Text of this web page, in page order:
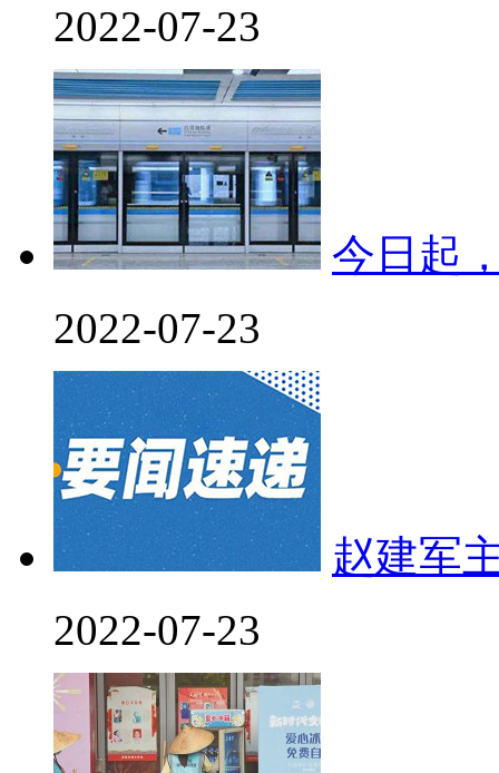
2022-07-23
今日起
2022-07-23
赵建军
2022-07-23